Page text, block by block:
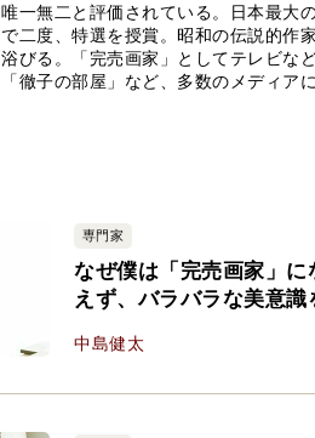
唯一無二と評価されている。日本最大
で二度、特選を授賞。昭和の伝説的作
浴びる。「完売画家」としてテレビな
「徹子の部屋」など、多数のメディアに
専門家
なぜ僕は「完売画家」
えず、バラバラな美意
中島健太